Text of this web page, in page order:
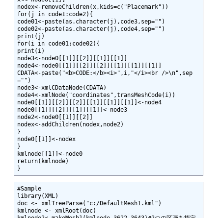
nodex<-removeChildren(x,kids=c("Placemark"))
for(j in code1:code2){
code01<-paste(as.character(j),code3,sep="")
code02<-paste(as.character(j),code4,sep="")
print(j)
for(i in code01:code02){
print(i)
node3<-node0[[1]][[2]][[1]][[1]]
node4<-node0[[1]][[2]][[2]][[1]][[1]][[1]]
CDATA<-paste("<b>CODE:</b><i>",i,"</i><br />\n",sep
="")
node3<-xmlCDataNode(CDATA)
node4<-xmlNode("coordinates",transMeshCode(i))
node0[[1]][[2]][[2]][[1]][[1]][[1]]<-node4
node0[[1]][[2]][[1]][[1]]<-node3
node2<-node0[[1]][[2]]
nodex<-addChildren(nodex,node2)
}
node0[[1]]<-nodex
}
kmlnode[[1]]<-node0
return(kmlnode)
}
#Sample
library(XML)
doc <- xmlTreeParse("c:/DefaultMesh1.kml")
kmlnode <- xmlRoot(doc)